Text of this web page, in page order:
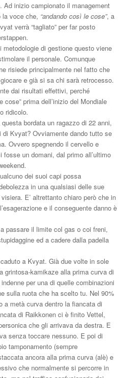
Ad inizio campionato il management
la voce che, “andando così le cose”, a
verrà “tagliato” per far posto
di gestione questo viene
il personale. Comunque
risiede principalmente nel fatto che
e già si sa chi sarà retrocesso.
dai risultati effettivi, perché
cose” prima dell’inizio del Mondiale
ridicolo.
bordata un ragazzo di 22 anni,
di Kvyat? Ovviamente dando tutto se
Ovvero spegnendo il cervello e
un domani, dal primo all’ultimo
dei suoi capi possa
in una qualsiasi delle sue
E’ altrettanto chiaro però che in
e il conseguente danno è
passare il limite col gas o coi freni,
ed a cadere dalla padella
a Kvyat. Già due volte in sole
grintosa-kamikaze alla prima curva di
per una di quelle combinazioni
sulla ruota che ha scelto tu. Nel 90%
a metà curva dentro la fiancata di
di Raikkonen ci è finito Vettel,
che gli arrivava da destra. E
senza toccare nessuno. E poi di
tamponamento (sempre
ancora alla prima curva (alè) e
che normalmente si percorre in